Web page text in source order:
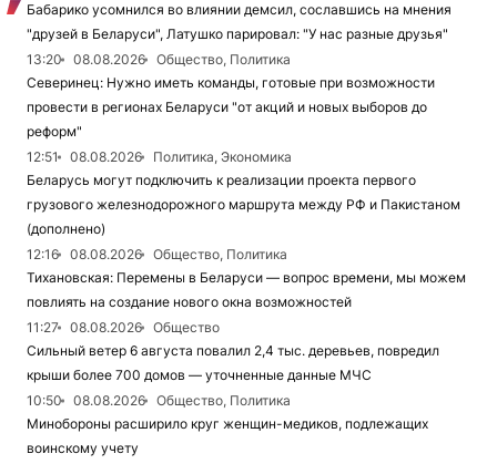
Бабарико усомнился во влиянии демсил, сославшись на мнения
"друзей в Беларуси", Латушко парировал: "У нас разные друзья"
13:20
08.08.2026
Общество, Политика
Северинец: Нужно иметь команды, готовые при возможности
провести в регионах Беларуси "от акций и новых выборов до
реформ"
12:51
08.08.2026
Политика, Экономика
Беларусь могут подключить к реализации проекта первого
грузового железнодорожного маршрута между РФ и Пакистаном
(дополнено)
12:16
08.08.2026
Общество, Политика
Тихановская: Перемены в Беларуси — вопрос времени, мы можем
повлиять на создание нового окна возможностей
11:27
08.08.2026
Общество
Сильный ветер 6 августа повалил 2,4 тыс. деревьев, повредил
крыши более 700 домов — уточненные данные МЧС
10:50
08.08.2026
Общество, Политика
Минобороны расширило круг женщин-медиков, подлежащих
воинскому учету